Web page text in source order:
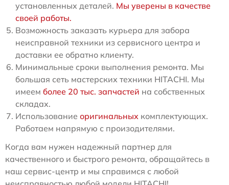
установленных деталей. Мы уверены в качестве
своей работы.
Возможность заказать курьера для забора
неисправной техники из сервисного центра и
доставки ее обратно клиенту.
Минимальные сроки выполнения ремонта. Мы
большая сеть мастерских техники HITACHI. Мы
имеем более 20 тыс. запчастей на собственных
складах.
Использование оригинальных комплектующих.
Работаем напрямую с произодителями.
Когда вам нужен надежный партнер для
качественного и быстрого ремонта, обращайтесь в
наш сервис-центр и мы справимся с любой